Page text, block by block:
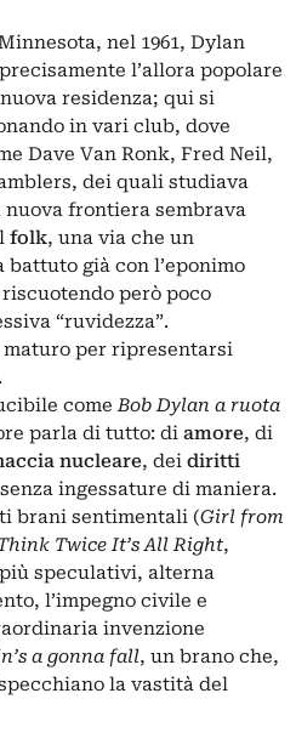
nel 1961, Dylan
l’allora popolare
residenza; qui si
in vari club, dove
Dave Van Ronk, Fred Neil,
dei quali studiava
frontiera sembrava
folk, una via che un
battuto già con l’eponimo
riscuotendo però poco
“ruvidezza”.
maturo per ripresentarsi
comeBob Dylan a ruota
parla di tutto: di amore, di
nucleare, dei diritti
ingessature di maniera.
brani sentimentali (Girl from
Twice It’s All Right,
speculativi, alterna
l’impegno civile e
invenzione
a gonna fall, un brano che,
la vastità del